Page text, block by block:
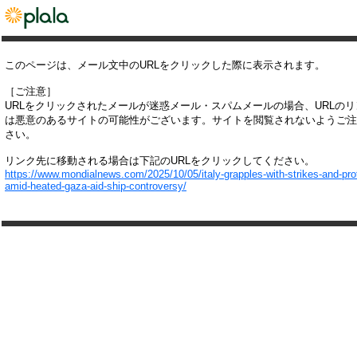
このページは、メール文中のURLをクリックした際に表示されます。
［ご注意］
URLをクリックされたメールが迷惑メール・スパムメールの場合、URLの
は悪意のあるサイトの可能性がございます。サイトを閲覧されないようご
さい。
リンク先に移動される場合は下記のURLをクリックしてください。
https://www.mondialnews.com/2025/10/05/italy-grapples-with-strikes-and-
amid-heated-gaza-aid-ship-controversy/